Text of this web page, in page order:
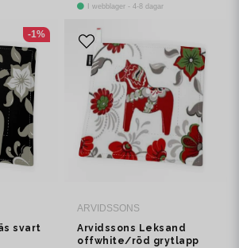
I webblager - 4-8 dagar
svart
-1%
ARVIDSSONS
Arvidssons Leksand
offwhite/röd grytlapp